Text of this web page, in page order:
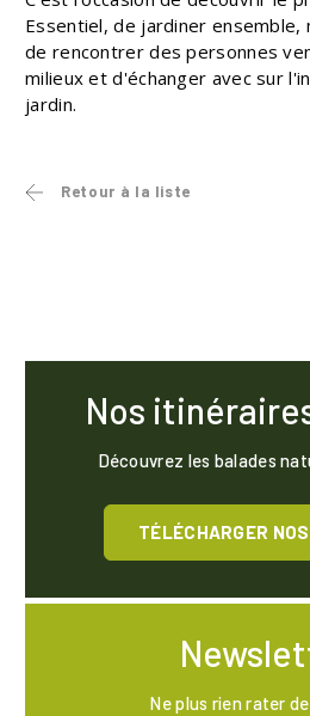
Essentiel, de jardiner
de rencontrer des personnes
milieux et d'échanger avec sur
jardin.
Retour à la liste
Nos
Découvrez les balades
TÉLÉCHARGER
Ne plus rien rater